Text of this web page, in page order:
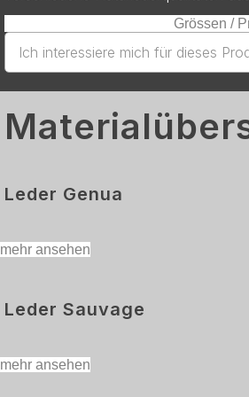
Grössen /
Ich interessiere mich für dieses
Leder Genua
mehr ansehen
Leder Sauvage
mehr ansehen